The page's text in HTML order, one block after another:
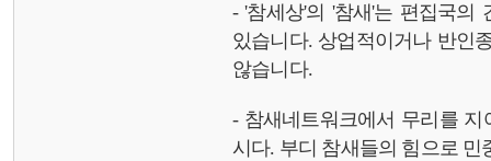
- '참세상'의 '참새'는 편집국의
있습니다. 상업적이거나 반인
않습니다.
- 참새네트워크에서 무리를
시다. 부디 참새들의 힘으로 민